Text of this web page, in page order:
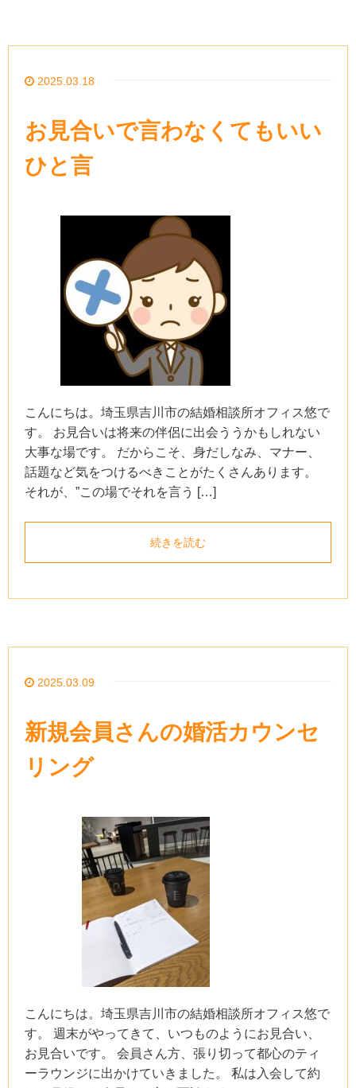
2025.03.18
お見合いで言わなくてもいい
ひと言
こんにちは。埼玉県吉川市の結婚相談所オフィス悠で
す。 お見合いは将来の伴侶に出会ううかもしれない
大事な場です。 だからこそ、身だしなみ、マナー、
話題など気をつけるべきことがたくさんあります。
それが、”この場でそれを言う […]
続きを読む
2025.03.09
新規会員さんの婚活カウンセ
リング
こんにちは。埼玉県吉川市の結婚相談所オフィス悠で
す。 週末がやってきて、いつものようにお見合い、
お見合いです。 会員さん方、張り切って都心のティ
ーラウンジに出かけていきました。 私は入会して約